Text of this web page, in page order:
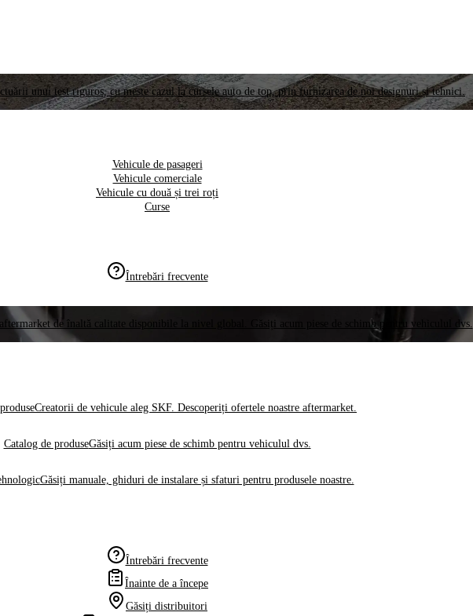
unui test riguros, cu meste cazul la cursele auto de top, prin furnizarea de noi designuri și tehnici.
Vehicule de pasageri
Vehicule comerciale
Vehicule cu două și trei roți
Curse
Întrebări frecvente
de înaltă calitate disponibile la nivel global. Găsiți acum piese de schimb pentru vehiculul dvs.
Creatorii de vehicule aleg SKF. Descoperiți ofertele noastre aftermarket.
Catalog de produseGăsiți acum piese de schimb pentru vehiculul dvs.
Găsiți manuale, ghiduri de instalare și sfaturi pentru produsele noastre.
Întrebări frecvente
Înainte de a începe
Găsiți distribuitori